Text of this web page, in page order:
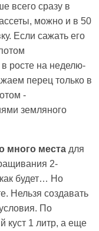
всего сразу в
можно и в 50
Если сажать его
в росте на неделю-
перец только в
-
земляного
много места для
2-
будет… Но
Нельзя создавать
По
куст 1 литр, а еще